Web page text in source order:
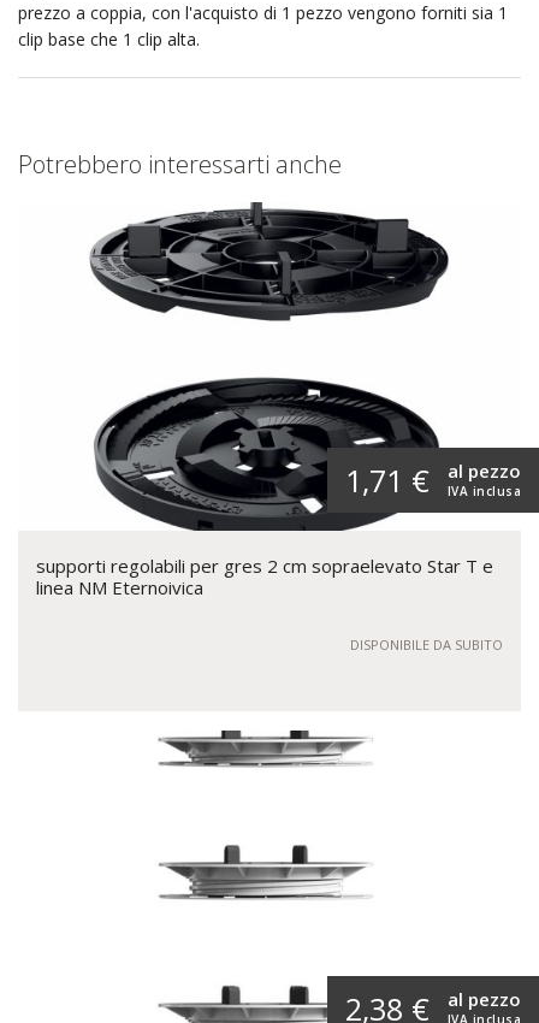
prezzo a coppia, con l'acquisto di 1 pezzo vengono forniti sia 1
clip base che 1 clip alta.
Potrebbero interessarti anche
1,71 € IVA inclusa
al pezzo
supporti regolabili per gres 2 cm sopraelevato Star T e
linea NM Eternoivica
DISPONIBILE DA SUBITO
2,38 € IVA inclusa
al pezzo